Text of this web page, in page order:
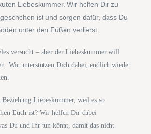
Liebeskummer. Wir helfen Dir zu
ist und sorgen dafür, dass Du
unter den Füßen verlierst.
versucht – aber der Liebeskummer will
Wir unterstützen Dich dabei, endlich wieder
Liebeskummer, weil es so
Euch ist? Wir helfen Dir dabei
Du und Ihr tun könnt, damit das nicht